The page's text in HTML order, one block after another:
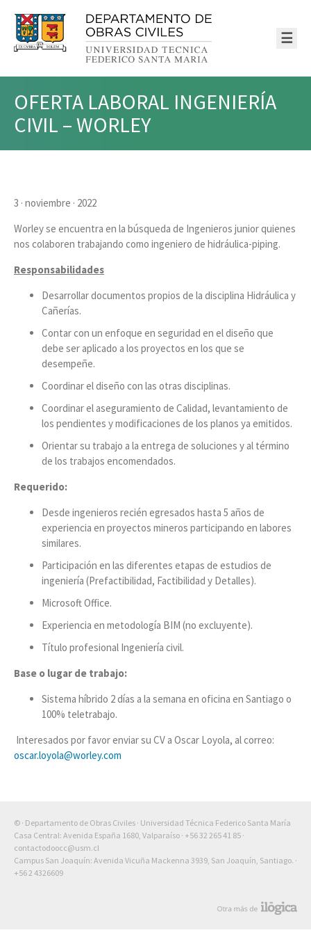
☰
OFERTA LABORAL INGENIERÍA
CIVIL – WORLEY
3 · noviembre · 2022
Worley se encuentra en la búsqueda de Ingenieros junior quienes
nos colaboren trabajando como ingeniero de hidráulica-piping.
Responsabilidades
Desarrollar documentos propios de la disciplina Hidráulica y
Cañerías.
Contar con un enfoque en seguridad en el diseño que
debe ser aplicado a los proyectos en los que se
desempeñe.
Coordinar el diseño con las otras disciplinas.
Coordinar el aseguramiento de Calidad, levantamiento de
los pendientes y modificaciones de los planos ya emitidos.
Orientar su trabajo a la entrega de soluciones y al término
de los trabajos encomendados.
Requerido:
Desde ingenieros recién egresados hasta 5 años de
experiencia en proyectos mineros participando en labores
similares.
Participación en las diferentes etapas de estudios de
ingeniería (Prefactibilidad, Factibilidad y Detalles).
Microsoft Office.
Experiencia en metodología BIM (no excluyente).
Título profesional Ingeniería civil.
Base o lugar de trabajo:
Sistema híbrido 2 días a la semana en oficina en Santiago o
100% teletrabajo.
Interesados por favor enviar su CV a Oscar Loyola, al correo:
oscar.loyola@worley.com
© · Departamento de Obras Civiles · Universidad Técnica Federico Santa María
Casa Central: Avenida España 1680, Valparaíso · +56 32 265 41 85 ·
contactodoocc@usm.cl
Campus San Joaquín: Avenida Vicuña Mackenna 3939, San Joaquín, Santiago. ·
+56 2 4326609